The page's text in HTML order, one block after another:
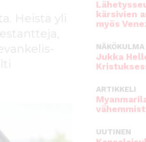
Heistä yli
kärsivien
myös
NÄKÖKULMA
Jukka
ARTIKKELI
UUTINEN